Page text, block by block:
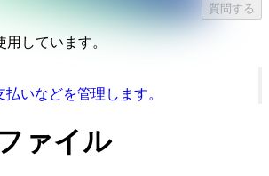
質問する
しています。
いなどを管理します。
ァイル